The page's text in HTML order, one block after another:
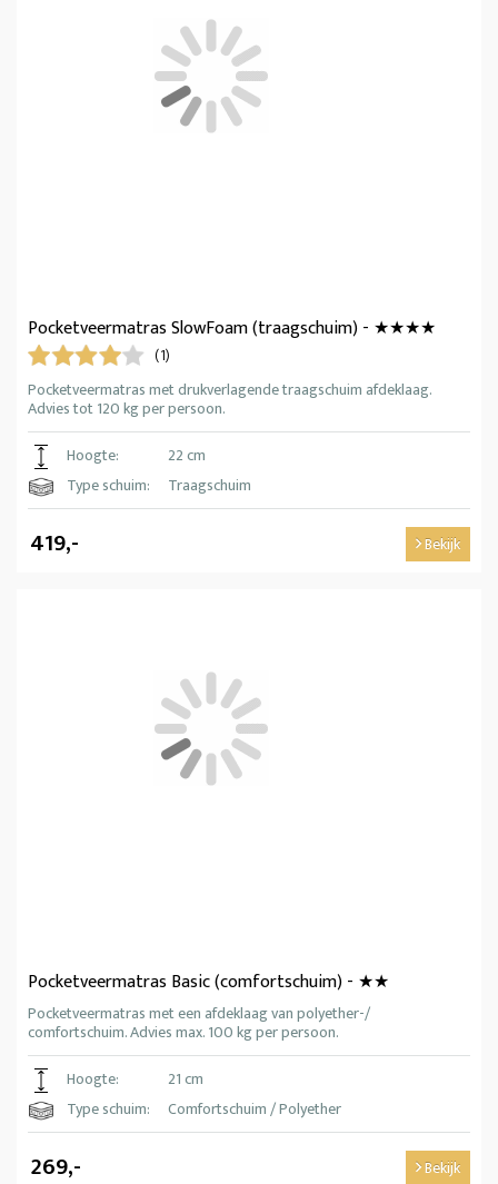
Pocketveermatras SlowFoam (traagschuim) - ★★★★
(1)
Pocketveermatras met drukverlagende traagschuim afdeklaag.
Advies tot 120 kg per persoon.
Hoogte:
22 cm
Type schuim:
Traagschuim
419,- Bekijk
Pocketveermatras Basic (comfortschuim) - ★★
Pocketveermatras met een afdeklaag van polyether-/
comfortschuim. Advies max. 100 kg per persoon.
Hoogte:
21 cm
Type schuim:
Comfortschuim / Polyether
269,- Bekijk